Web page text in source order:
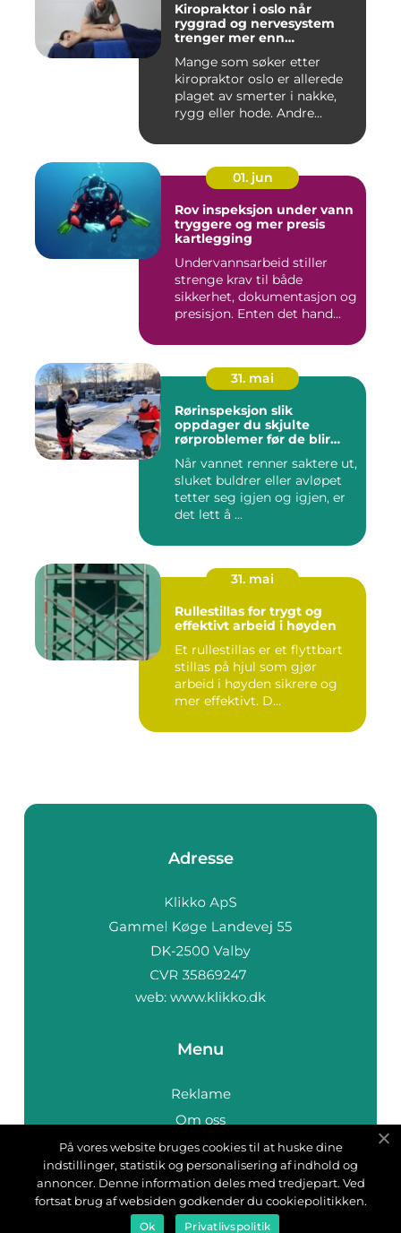
Kiropraktor i oslo når
ryggrad og nervesystem
trenger mer enn
Mange som søker etter
kiropraktor oslo er allerede
plaget av smerter i nakke,
rygg eller hode. Andre...
01. jun
Rov inspeksjon under vann
tryggere og mer presis
kartlegging
Undervannsarbeid stiller
strenge krav til både
sikkerhet, dokumentasjon og
presisjon. Enten det hand...
31. mai
Rørinspeksjon slik
oppdager du skjulte
rørproblemer før de blir
Når vannet renner saktere ut,
sluket buldrer eller avløpet
tetter seg igjen og igjen, er
det lett å ...
31. mai
Rullestillas for trygt og
effektivt arbeid i høyden
Et rullestillas er et flyttbart
stillas på hjul som gjør
arbeid i høyden sikrere og
mer effektivt. D...
Adresse
web: www.klikko.dk
Menu
Reklame
Om oss
Cookies
Kontakt Oss
Sitemap
På vores website bruges cookies til at huske dine
indstillinger, statistik og personalisering af indhold og
annoncer. Denne information deles med tredjepart. Ved
fortsat brug af websiden godkender du cookiepolitikken.
Ok Privatlivspolitik